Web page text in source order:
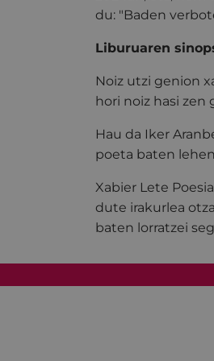
du: "Baden
Liburuaren
Noiz utzi genion
hori noiz hasi
Hau da Iker
poeta baten
Xabier Lete
dute irakurlea
baten lorratzei